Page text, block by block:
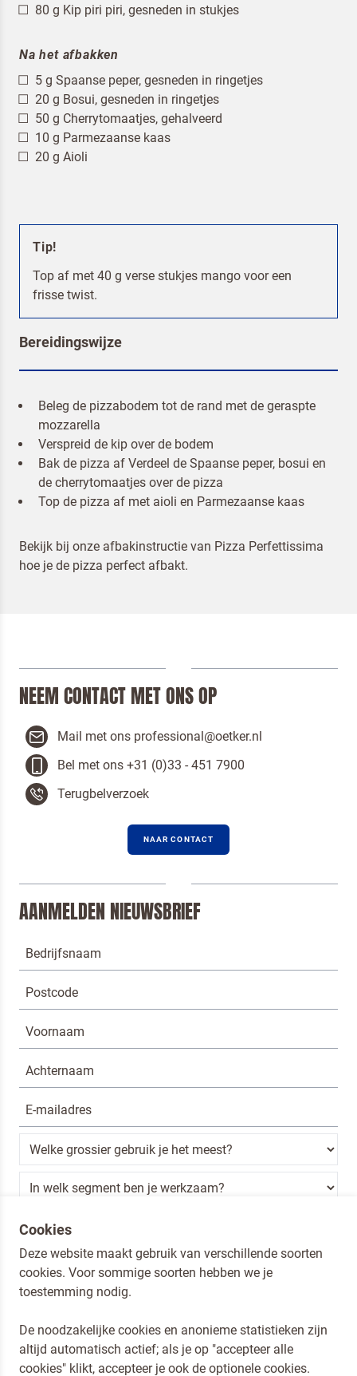
80 g Kip piri piri, gesneden in stukjes
Na het afbakken
5 g Spaanse peper, gesneden in ringetjes
20 g Bosui, gesneden in ringetjes
50 g Cherrytomaatjes, gehalveerd
10 g Parmezaanse kaas
20 g Aioli
Tip!
Top af met 40 g verse stukjes mango voor een
frisse twist.
Bereidingswijze
Beleg de pizzabodem tot de rand met de geraspte
mozzarella
Verspreid de kip over de bodem
Bak de pizza af Verdeel de Spaanse peper, bosui en
de cherrytomaatjes over de pizza
Top de pizza af met aioli en Parmezaanse kaas
Bekijk bij onze afbakinstructie van Pizza Perfettissima
hoe je de pizza perfect afbakt.
NEEM CONTACT MET ONS OP
Mail met ons professional@oetker.nl
Bel met ons +31 (0)33 - 451 7900
Terugbelverzoek
NAAR CONTACT
Terugbelverzoek
Om spam te bestrijden, selecteer hieronder de
afbeelding van deKwarktaart
Ik ben een horeca professional
AANMELDEN NIEUWSBRIEF
Ik ben een horeca professional
Door op versturen te klikken, ga je akkoord metonze voorwaarden.
Dr. Oetker Nederland
Cookies
Deze website maakt gebruik van verschillende soorten
cookies. Voor sommige soorten hebben we je
toestemming nodig.
De noodzakelijke cookies en anonieme statistieken zijn
altijd automatisch actief; als je op "accepteer alle
cookies" klikt, accepteer je ook de optionele cookies.